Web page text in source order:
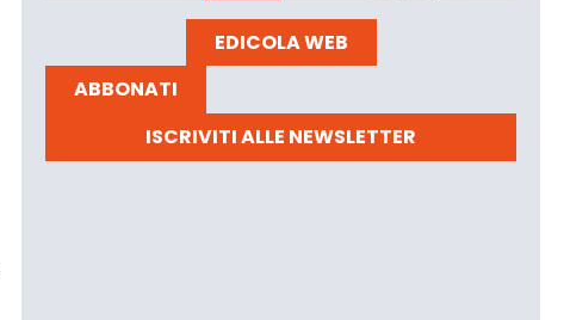
EDICOLA WEB
ABBONATI
ISCRIVITI ALLE NEWSLETTER